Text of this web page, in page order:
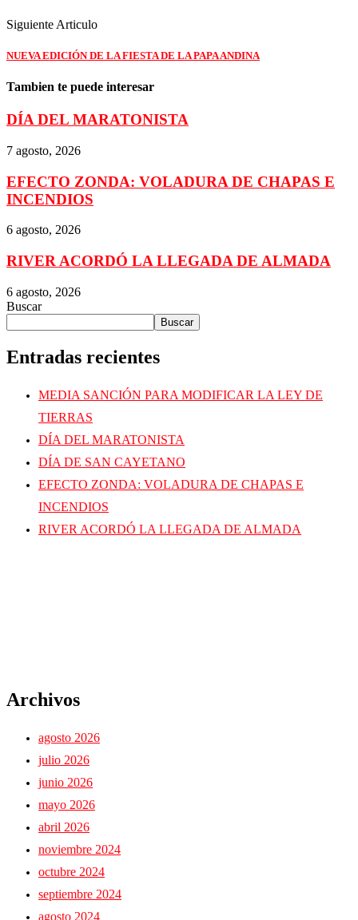
Siguiente Articulo
NUEVA EDICIÓN DE LA FIESTA DE LA PAPA ANDINA
Tambien te puede interesar
DÍA DEL MARATONISTA
7 agosto, 2026
EFECTO ZONDA: VOLADURA DE CHAPAS E
INCENDIOS
6 agosto, 2026
RIVER ACORDÓ LA LLEGADA DE ALMADA
6 agosto, 2026
Buscar
Buscar
Entradas recientes
MEDIA SANCIÓN PARA MODIFICAR LA LEY DE
TIERRAS
DÍA DEL MARATONISTA
DÍA DE SAN CAYETANO
EFECTO ZONDA: VOLADURA DE CHAPAS E
INCENDIOS
RIVER ACORDÓ LA LLEGADA DE ALMADA
Archivos
agosto 2026
julio 2026
junio 2026
mayo 2026
abril 2026
noviembre 2024
octubre 2024
septiembre 2024
agosto 2024